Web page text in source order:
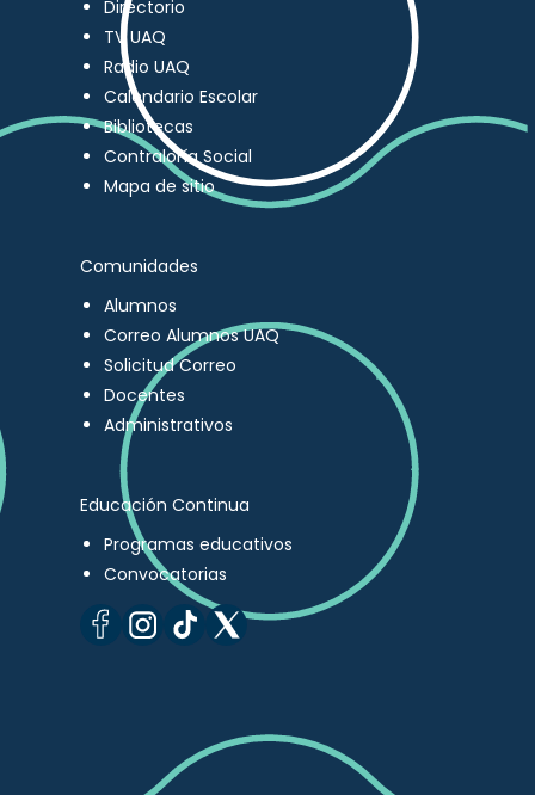
Directorio
TV UAQ
Radio UAQ
Calendario Escolar
Bibliotecas
Contraloría Social
Mapa de sitio
Comunidades
Alumnos
Correo Alumnos UAQ
Solicitud Correo
Docentes
Administrativos
Educación Continua
Programas educativos
Convocatorias